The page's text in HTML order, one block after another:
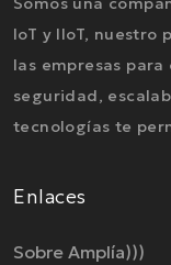
IoT y IIoT, nuestro
las empresas
seguridad,
tecnologías te
Enlaces
Sobre Amplía)))